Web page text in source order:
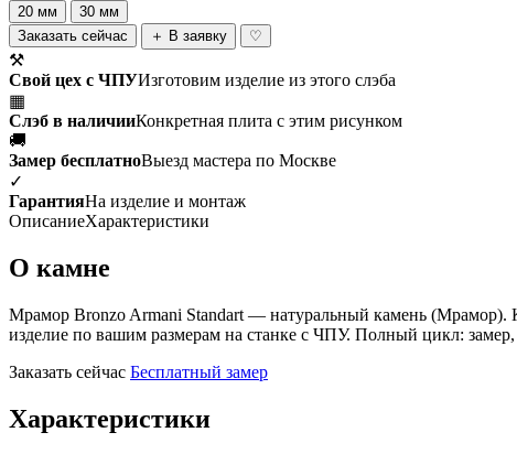
20 мм
30 мм
Заказать сейчас
＋ В заявку ♡
⚒
Свой цех с ЧПУИзготовим изделие из этого слэба
▦
Слэб в наличииКонкретная плита с этим рисунком
🚚
Замер бесплатноВыезд мастера по Москве
✓
ГарантияНа изделие и монтаж
ОписаниеХарактеристики
О камне
Мрамор Bronzo Armani Standart — натуральный камень (Мрамор).
изделие по вашим размерам на станке с ЧПУ. Полный цикл:
Заказать сейчас Бесплатный замер
Характеристики